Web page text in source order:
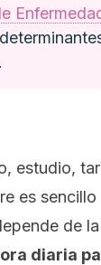
estudio,
es sencillo
de
diaria